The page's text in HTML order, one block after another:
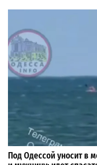
Под Одессой уносит в